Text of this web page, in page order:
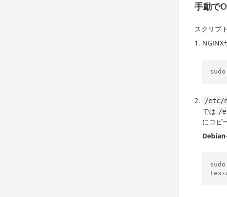
手動で
スクリプ
NGINX
/etc/
では /
にコピ
Debian
tes -